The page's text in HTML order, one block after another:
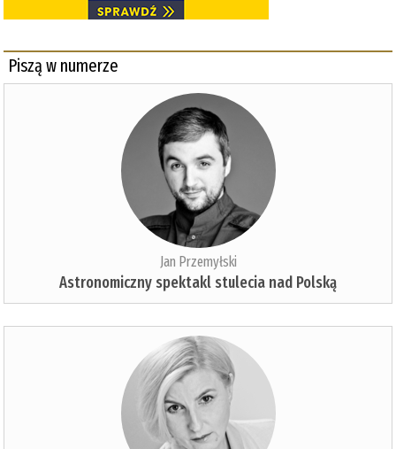
Piszą w numerze
Jan Przemyłski
Astronomiczny spektakl stulecia nad Polską